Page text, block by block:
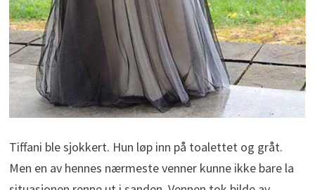
Tiffani ble sjokkert. Hun løp inn på toalettet og gråt.
Men en av hennes nærmeste venner kunne ikke bare la